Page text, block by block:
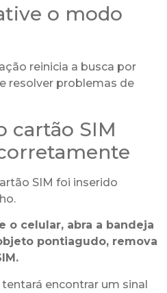
o modo
reinicia a busca por
resolver problemas de
cartão SIM
SIM foi inserido
o celular, abra a bandeja
pontiagudo, remova
encontrar um sinal